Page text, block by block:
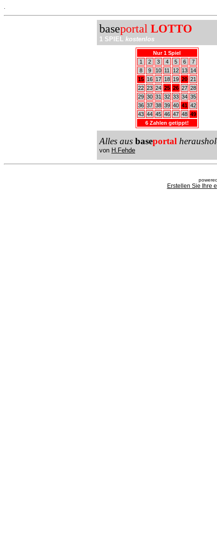
baseportal LOTTO
1 SPIEL kostenlos
Nur 1 Spiel
1
2 3 4 5 6
7
8
9 10 11 12 13
14
15
16 17 18 19 20 21
22 23 24 25 26 27 28
29 30 31 32 33 34 35
36 37 38 39 40 41 42
43 44 45 46 47 48 49
6 Zahlen getippt!
Alles aus baseportal
von H.Fehde
Erstellen Sie Ihre